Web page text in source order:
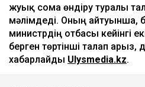
жуық сома өндіру туралы
мәлімдеді. Оның айтуынша,
министрдің отбасы кейінгі
берген төртінші талап арыз,
хабарлайды Ulysmedia.kz.